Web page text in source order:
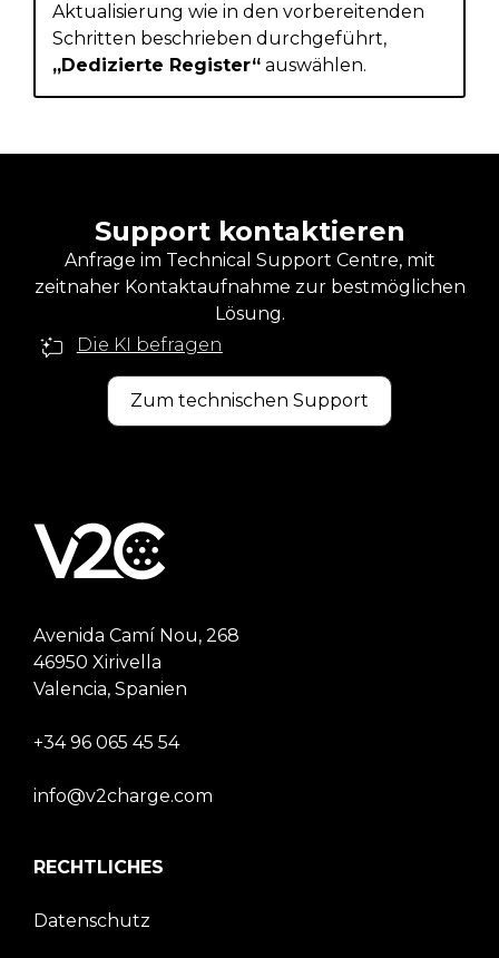
Aktualisierung wie in den vorbereitenden
Schritten beschrieben durchgeführt,
„Dedizierte Register“ auswählen.
Support kontaktieren
Anfrage im Technical Support Centre, mit
zeitnaher Kontaktaufnahme zur bestmöglichen
Lösung.
Die KI befragen
Zum technischen Support
Avenida Camí Nou, 268
46950 Xirivella
Valencia, Spanien
+34 96 065 45 54
info@v2charge.com
RECHTLICHES
Datenschutz